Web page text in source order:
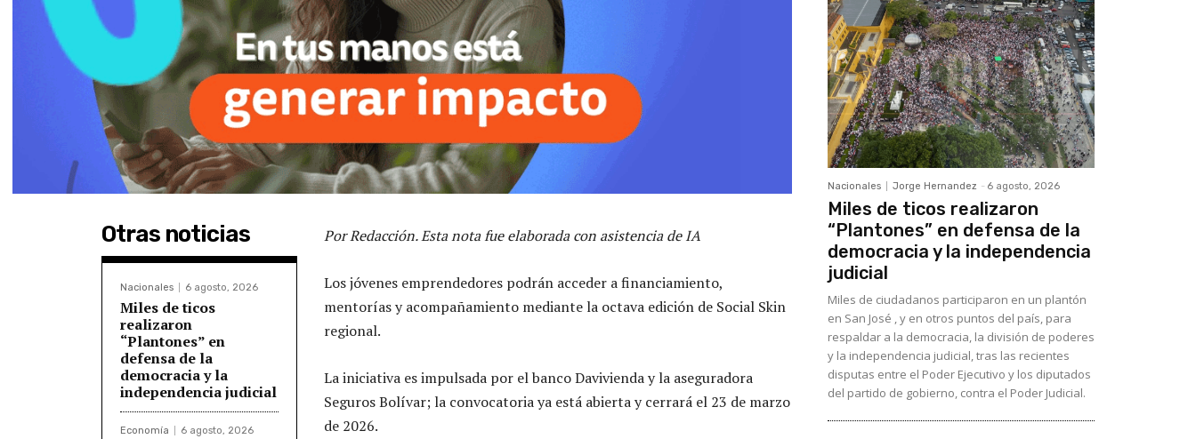
Otras noticias
Nacionales 6 agosto, 2026
Miles de ticos
realizaron
“Plantones” en
defensa de la
democracia y la
independencia judicial
Economía 6 agosto, 2026
Por Redacción. Esta nota fue elaborada con asistencia de IA
Los jóvenes emprendedores podrán acceder a financiamiento,
mentorías y acompañamiento mediante la octava edición de Social Skin
regional.
La iniciativa es impulsada por el banco Davivienda y la aseguradora
Seguros Bolívar; la convocatoria ya está abierta y cerrará el 23 de marzo
de 2026.
Nacionales Jorge Hernandez - 6 agosto, 2026
Miles de ticos realizaron
“Plantones” en defensa de la
democracia y la independencia
judicial
Miles de ciudadanos participaron en un plantón
en San José , y en otros puntos del país, para
respaldar a la democracia, la división de poderes
y la independencia judicial, tras las recientes
disputas entre el Poder Ejecutivo y los diputados
del partido de gobierno, contra el Poder Judicial.